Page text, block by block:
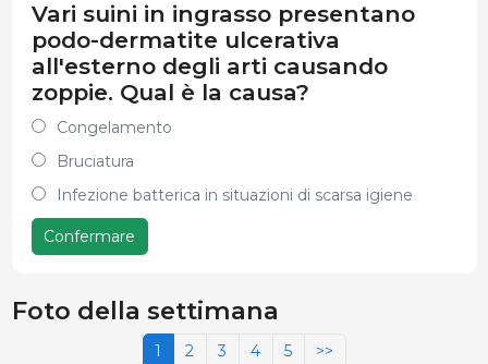
Vari suini in ingrasso presentano
podo-dermatite ulcerativa
all'esterno degli arti causando
zoppie. Qual è la causa?
Congelamento
Bruciatura
Infezione batterica in situazioni di scarsa igiene
Confermare
Foto della settimana
1 2 3 4 5 >>